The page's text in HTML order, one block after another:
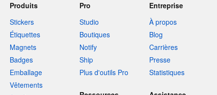
Produits
Stickers
Étiquettes
Magnets
Badges
Emballage
Vêtements
Pro
Studio
Boutiques
Notify
Ship
Plus d'outils Pro
Entreprise
À propos
Blog
Carrières
Presse
Statistiques